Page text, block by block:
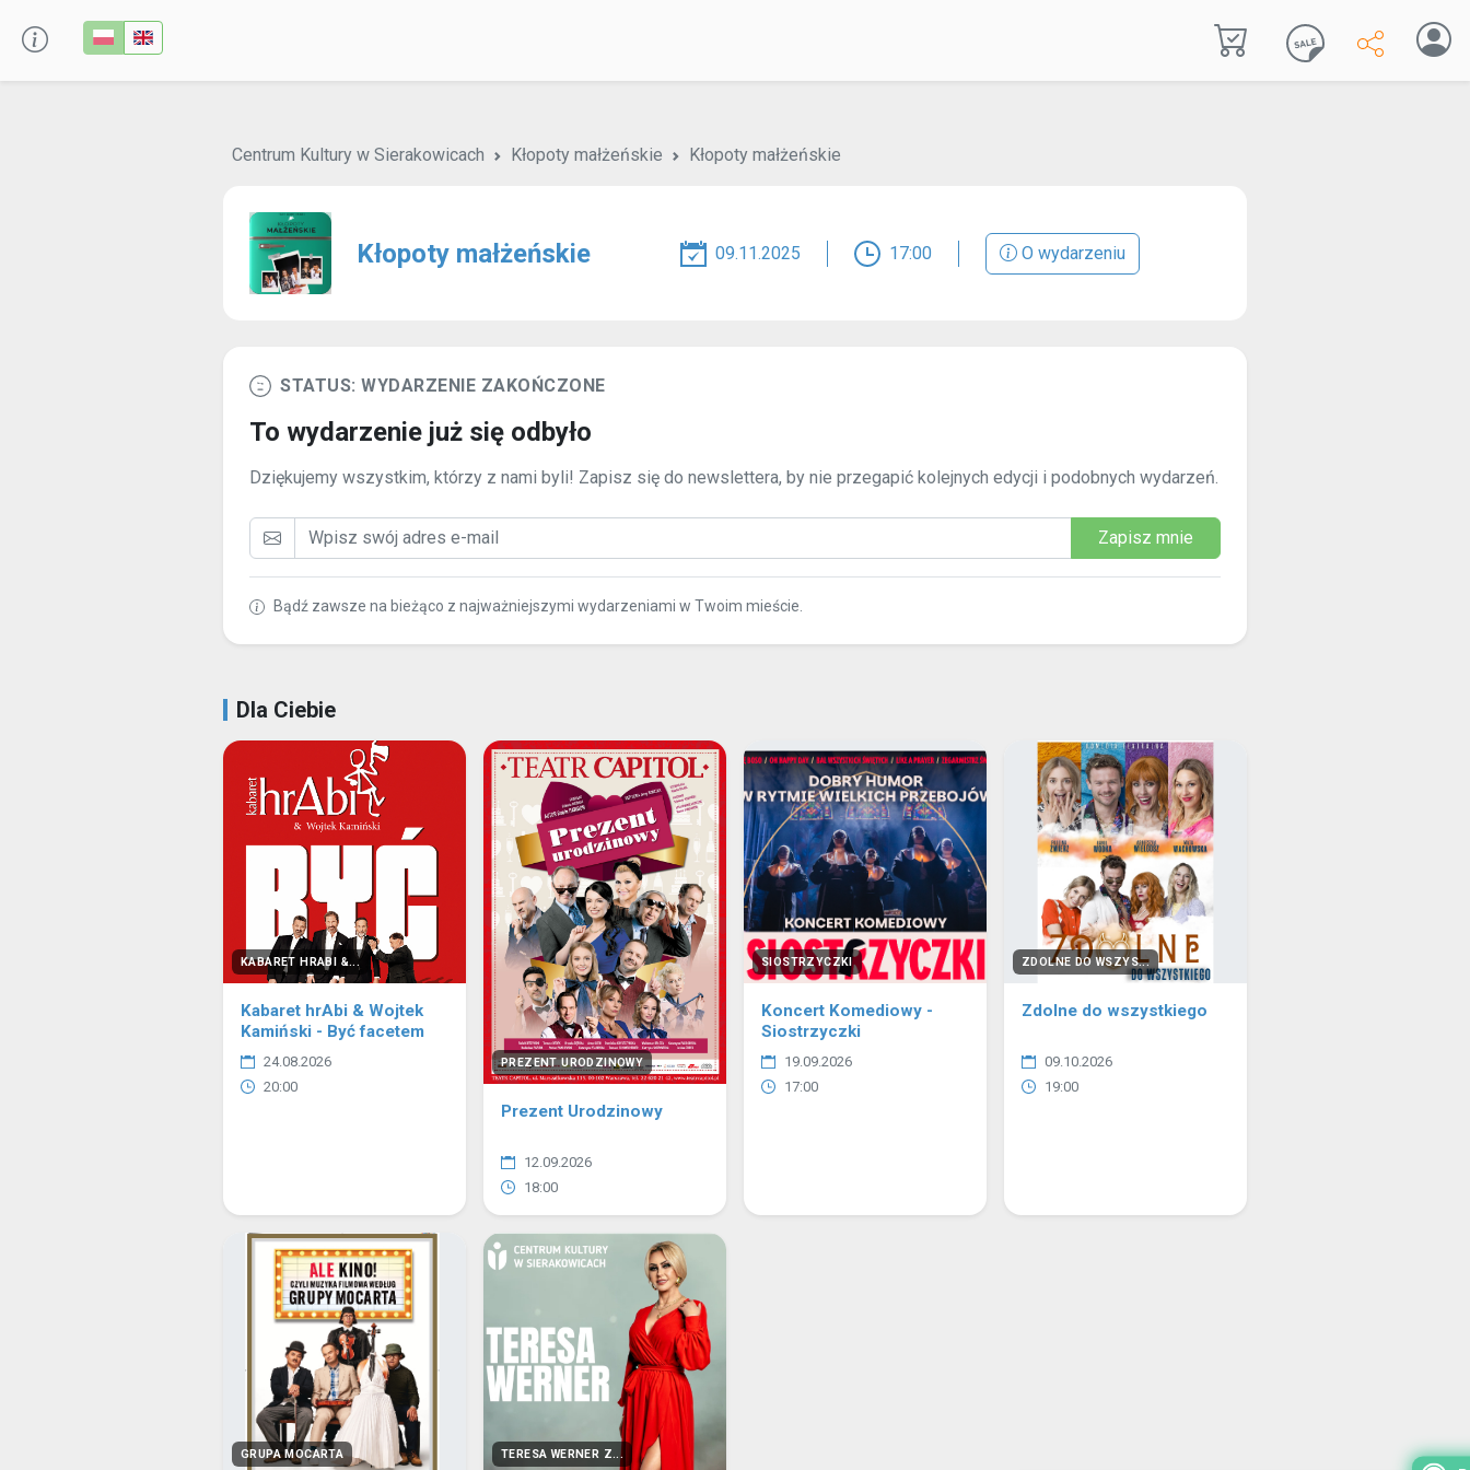
Centrum Kultury w Sierakowicach Kłopoty małżeńskie Kłopoty małżeńskie
Kłopoty małżeńskie 09.11.2025 17:00 O wydarzeniu
STATUS: WYDARZENIE ZAKOŃCZONE
To wydarzenie już się odbyło
Dziękujemy wszystkim, którzy z nami byli! Zapisz się do newslettera, by nie przegapić kolejnych edycji i podobnych wydarzeń.
Zapisz mnie
Bądź zawsze na bieżąco z najważniejszymi wydarzeniami w Twoim mieście.
Dla Ciebie
KABARET HRABI &...
Kabaret hrAbi & Wojtek
Kamiński - Być facetem
24.08.2026
20:00
PREZENT URODZINOWY
Prezent Urodzinowy
12.09.2026
18:00
SIOSTRZYCZKI
Koncert Komediowy -
Siostrzyczki
19.09.2026
17:00
ZDOLNE DO WSZYS...
Zdolne do wszystkiego
09.10.2026
19:00
GRUPA MOCARTA TERESA WERNER Z...